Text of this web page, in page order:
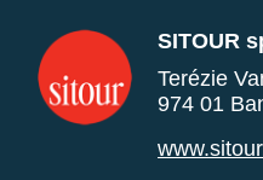
SITOUR
Terézie
974 01